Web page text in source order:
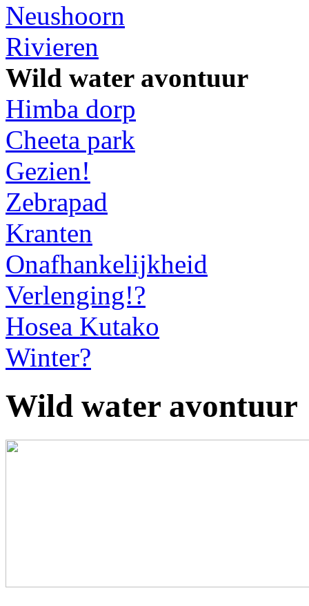
Neushoorn
Rivieren
Wild water avontuur
Himba dorp
Cheeta park
Gezien!
Zebrapad
Kranten
Onafhankelijkheid
Verlenging!?
Hosea Kutako
Winter?
Wild water avontuur